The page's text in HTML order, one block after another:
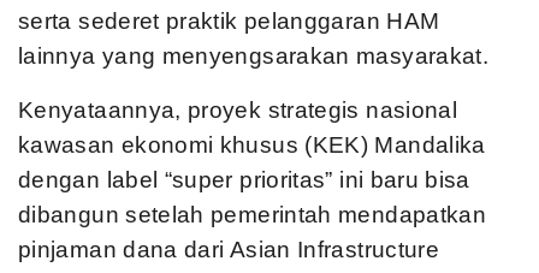
serta sederet praktik pelanggaran HAM
lainnya yang menyengsarakan masyarakat.
Kenyataannya, proyek strategis nasional
kawasan ekonomi khusus (KEK) Mandalika
dengan label “super prioritas” ini baru bisa
dibangun setelah pemerintah mendapatkan
pinjaman dana dari Asian Infrastructure